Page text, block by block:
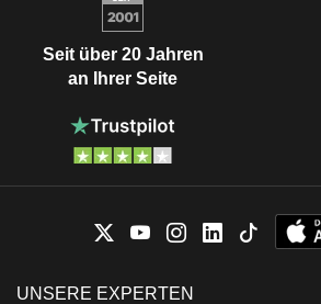
Seit über 20 Jahren
an Ihrer Seite
UNSERE EXPERTEN